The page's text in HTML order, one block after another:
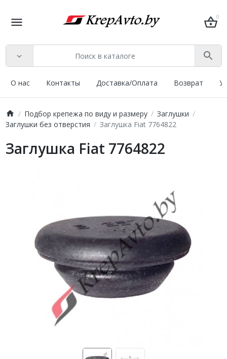
0
О нас Контакты Доставка/Оплата Возврат
Подбор крепежа по виду и размеру
Заглушки
Заглушки без отверстия
Заглушка Fiat 7764822
Заглушка Fiat 7764822